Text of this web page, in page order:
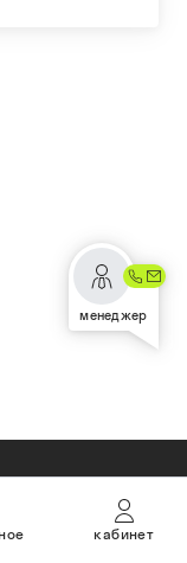
кабинет
менеджер